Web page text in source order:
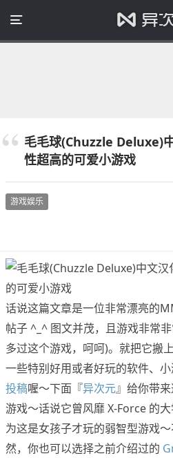
毛毛球(Chuzzle Deluxe)
性超高的可爱小游戏
游戏娱乐
话说这篇文章是一位非常漂亮的
帖子 ^_^ 图文并茂，且游戏非常
多过这个游戏，呵呵)。就把它搬
一些特别好用或者好玩的软件、
投稿喔～下面『异次元』给你带
游戏～话说它曾风靡 X-Force 的
为这是女孩子才玩的弱智型游戏
然，你也可以选择之前介绍过的